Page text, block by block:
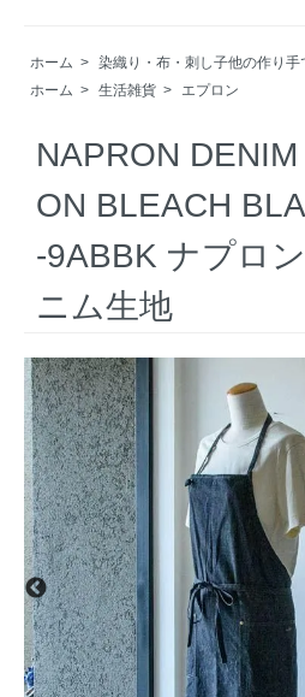
ホーム > 染織り・布・刺し子他の作り手
ホーム > 生活雑貨 > エプロン
NAPRON
ON BLEACH
-9ABBK ナプロ
ニム生地